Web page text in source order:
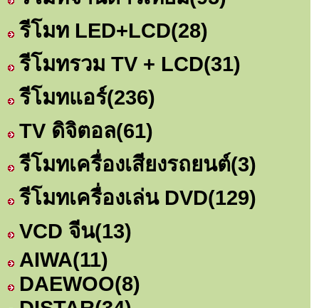
รีโมท LED+LCD(28)
รีโมทรวม TV + LCD(31)
รีโมทแอร์(236)
TV ดิจิตอล(61)
รีโมทเครื่องเสียงรถยนต์(3)
รีโมทเครื่องเล่น DVD(129)
VCD จีน(13)
AIWA(11)
DAEWOO(8)